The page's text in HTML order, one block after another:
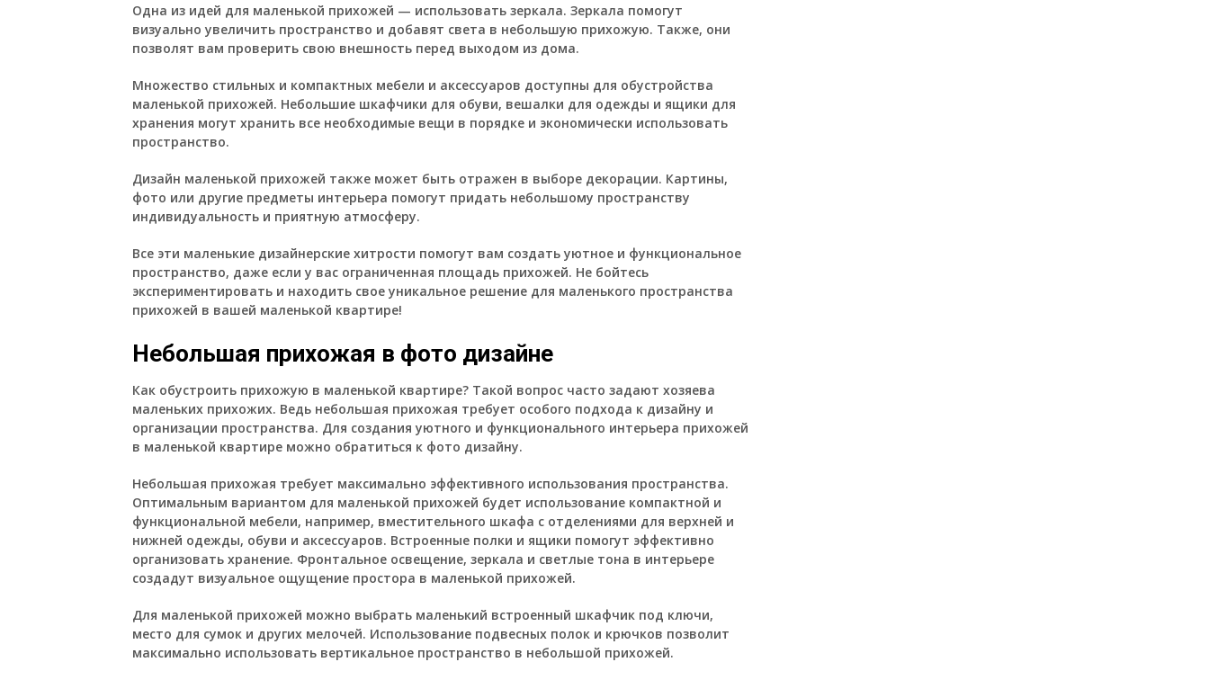
Одна из идей для маленькой прихожей — использовать зеркала. Зеркала помогут
визуально увеличить пространство и добавят света в небольшую прихожую. Также, они
позволят вам проверить свою внешность перед выходом из дома.
Множество стильных и компактных мебели и аксессуаров доступны для обустройства
маленькой прихожей. Небольшие шкафчики для обуви, вешалки для одежды и ящики для
хранения могут хранить все необходимые вещи в порядке и экономически использовать
пространство.
Дизайн маленькой прихожей также может быть отражен в выборе декорации. Картины,
фото или другие предметы интерьера помогут придать небольшому пространству
индивидуальность и приятную атмосферу.
Все эти маленькие дизайнерские хитрости помогут вам создать уютное и функциональное
пространство, даже если у вас ограниченная площадь прихожей. Не бойтесь
экспериментировать и находить свое уникальное решение для маленького пространства
прихожей в вашей маленькой квартире!
Небольшая прихожая в фото дизайне
Как обустроить прихожую в маленькой квартире? Такой вопрос часто задают хозяева
маленьких прихожих. Ведь небольшая прихожая требует особого подхода к дизайну и
организации пространства. Для создания уютного и функционального интерьера прихожей
в маленькой квартире можно обратиться к фото дизайну.
Небольшая прихожая требует максимально эффективного использования пространства.
Оптимальным вариантом для маленькой прихожей будет использование компактной и
функциональной мебели, например, вместительного шкафа с отделениями для верхней и
нижней одежды, обуви и аксессуаров. Встроенные полки и ящики помогут эффективно
организовать хранение. Фронтальное освещение, зеркала и светлые тона в интерьере
создадут визуальное ощущение простора в маленькой прихожей.
Для маленькой прихожей можно выбрать маленький встроенный шкафчик под ключи,
место для сумок и других мелочей. Использование подвесных полок и крючков позволит
максимально использовать вертикальное пространство в небольшой прихожей.